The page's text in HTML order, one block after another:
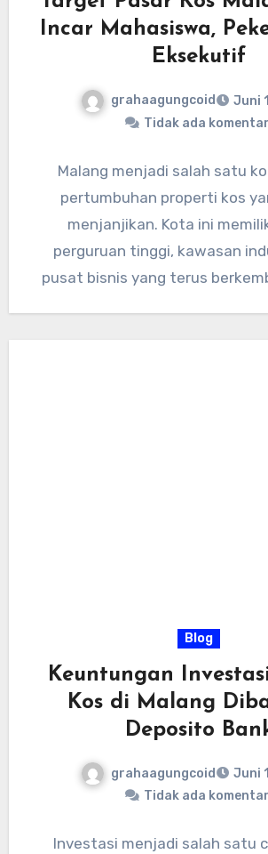
Incar Mahasiswa,
Eksekutif
grahaagungcoid
Juni
Tidak ada komentar
Malang menjadi salah satu
pertumbuhan properti kos
menjanjikan. Kota ini
perguruan tinggi, kawasan
pusat bisnis yang terus
Blog
Keuntungan
Kos di Malang
Deposito
grahaagungcoid
Juni
Tidak ada komentar
Investasi menjadi salah satu